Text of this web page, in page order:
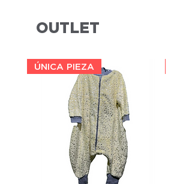
OUTLET
ÚNICA PIEZA